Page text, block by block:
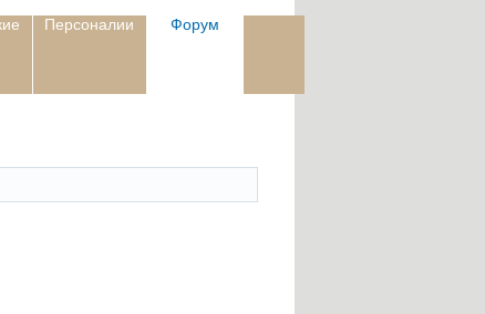
Персоналии Форум